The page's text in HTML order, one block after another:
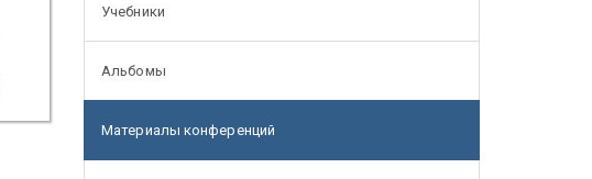
Учебники
Альбомы
Материалы конференций